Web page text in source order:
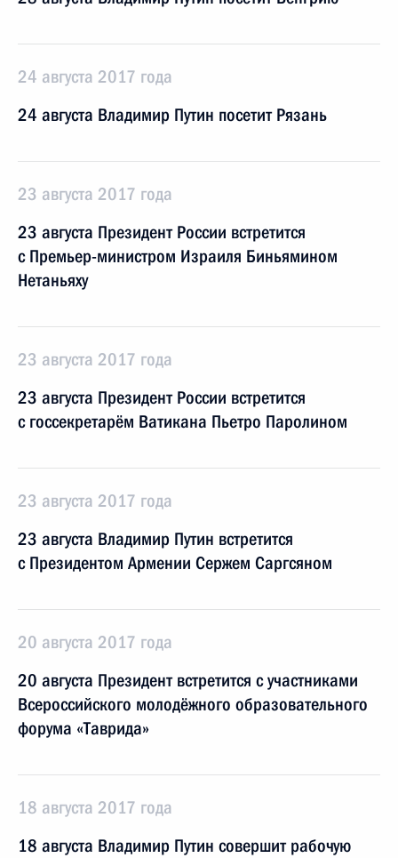
24 августа 2017 года
24 августа Владимир Путин посетит Рязань
23 августа 2017 года
23 августа Президент России встретится
с Премьер-министром Израиля Биньямином
Нетаньяху
23 августа 2017 года
23 августа Президент России встретится
с госсекретарём Ватикана Пьетро Паролином
23 августа 2017 года
23 августа Владимир Путин встретится
с Президентом Армении Сержем Саргсяном
20 августа 2017 года
20 августа Президент встретится с участниками
Всероссийского молодёжного образовательного
форума «Таврида»
18 августа 2017 года
18 августа Владимир Путин совершит рабочую